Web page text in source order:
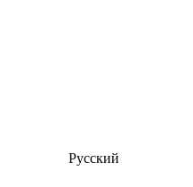
Русский